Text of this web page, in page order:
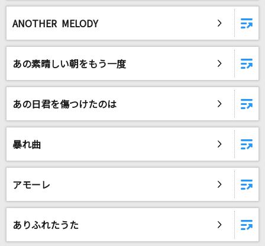
[生音]太陽のKomachi Angel
B'z
[生音]君の知らない物語
supercell
コレサワ
DAMの新曲・ランキングなど
ANOTHER MELODY
あの素晴しい朝をもう一度
あの日君を傷つけたのは
暴れ曲
アモーレ
ありふれたうた